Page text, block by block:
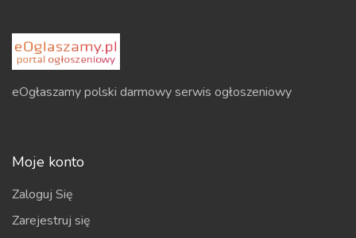
eOgłaszamy polski darmowy serwis ogłoszeniowy
Moje konto
Zaloguj Się
Zarejestruj się